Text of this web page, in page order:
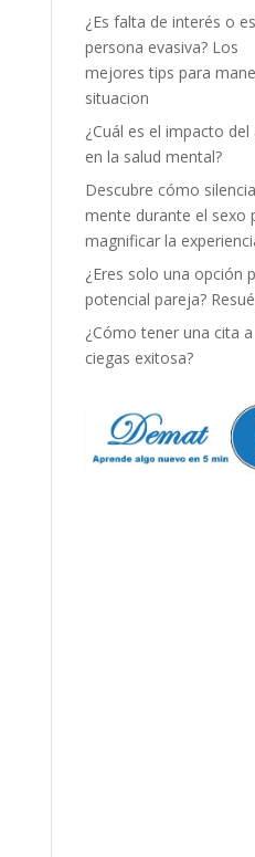
¿Es falta de interés o
persona evasiva? Los
mejores tips para
situacion
¿Cuál es el impacto del
en la salud mental?
Descubre cómo
mente durante el sexo
magnificar la
¿Eres solo una opción
potencial pareja?
¿Cómo tener una cita a
ciegas exitosa?